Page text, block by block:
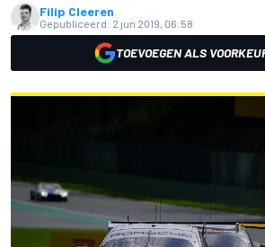
Filip Cleeren
Gepubliceerd: 2 jun 2019, 06:58
TOEVOEGEN ALS